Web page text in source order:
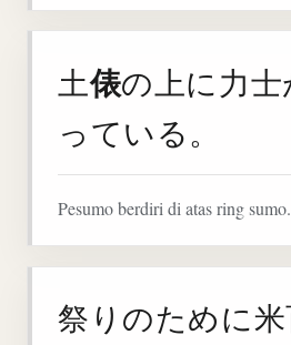
土俵の上に力士
っている。
Pesumo berdiri di atas ring sumo.
祭りのために